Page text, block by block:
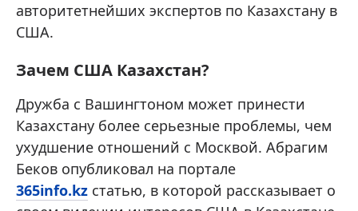
авторитетнейших экспертов по Казахстану в
США.
Зачем США Казахстан?
Дружба с Вашингтоном может принести
Казахстану более серьезные проблемы, чем
ухудшение отношений с Москвой. Абрагим
Беков опубликовал на портале
365info.kz статью, в которой рассказывает о